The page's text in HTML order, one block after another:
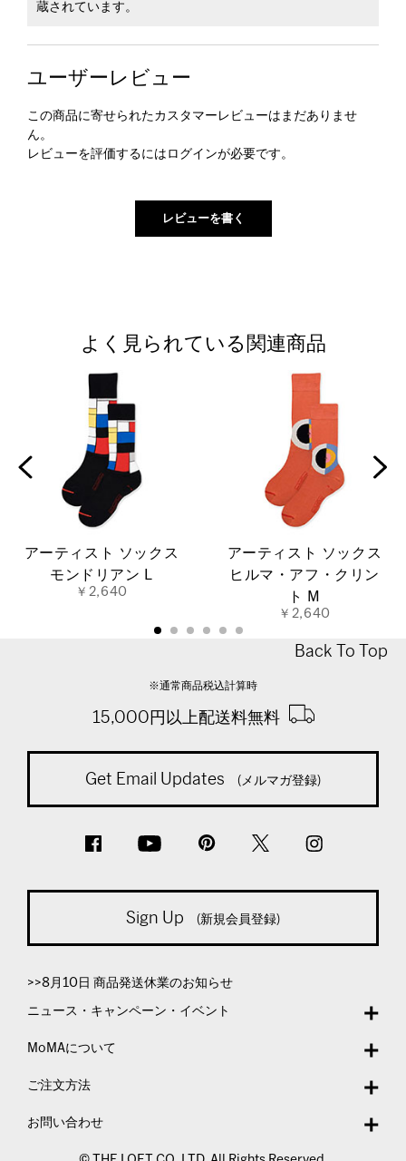
蔵されています。
ユーザーレビュー
この商品に寄せられたカスタマーレビューはまだありませ
ん。
レビューを評価するには ログインが必要です。
よく見られている関連商品
アーティスト ソックス
モンドリアン L
￥2,640
アーティスト ソックス
ヒルマ・アフ・クリン
ト M
￥2,640
Back To Top
※通常商品税込計算時
15,000円以上配送料無料
Get Email Updates (メルマガ登録)
Sign Up (新規会員登録)
>>8月10日 商品発送休業のお知らせ
ニュース・キャンペーン・イベント
MoMAについて
ご注文方法
お問い合わせ